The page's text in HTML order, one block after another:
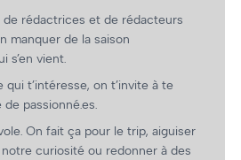
rédactrices et de rédacteurs
manquer de la saison
s’en vient.
qui t’intéresse, on t’invite à te
passionné.es.
On fait ça pour le trip, aiguiser
curiosité ou redonner à des